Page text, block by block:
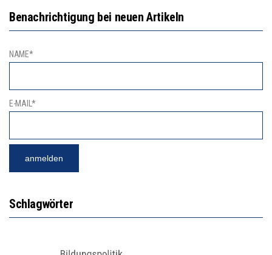
Benachrichtigung bei neuen Artikeln
NAME*
E-MAIL*
Schlagwörter